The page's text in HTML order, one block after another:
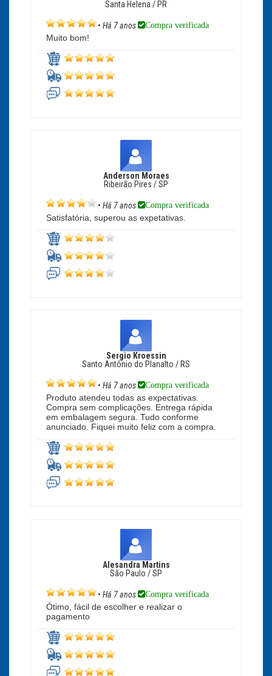
Santa Helena / PR
• Há 7 anos Compra verificada
Muito bom!
Anderson Moraes
Ribeirão Pires / SP
• Há 7 anos Compra verificada
Satisfatória, superou as expetativas.
Sergio Kroessin
Santo Antônio do Planalto / RS
• Há 7 anos Compra verificada
Produto atendeu todas as expectativas.
Compra sem complicações. Entrega rápida
em embalagem segura. Tudo conforme
anunciado. Fiquei muito feliz com a compra.
Alesandra Martins
São Paulo / SP
• Há 7 anos Compra verificada
Ótimo, fácil de escolher e realizar o
pagamento